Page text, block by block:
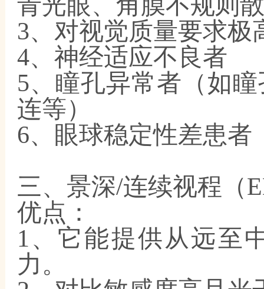
3、对视觉质量要求
4、神经适应不良者
5、瞳孔异常者（如
连等）
6、眼球稳定性差患者
三、景深/连续视程（
优点：
1、它能提供从远至
力。